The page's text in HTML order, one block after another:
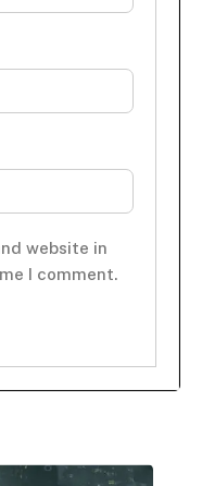
website in
I comment.